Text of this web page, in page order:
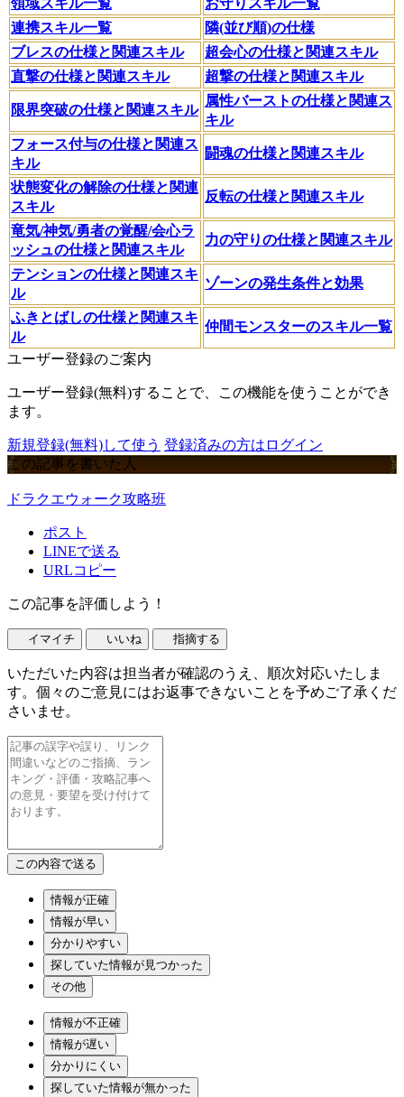
連携スキル一覧
隣(並び順)の仕様
ブレスの仕様と関連スキル
超会心の仕様と関連スキル
直撃の仕様と関連スキル
超撃の仕様と関連スキル
限界突破の仕様と関連スキル
属性バーストの仕様と関連ス
キル
フォース付与の仕様と関連ス
キル
闘魂の仕様と関連スキル
状態変化の解除の仕様と関連
スキル
反転の仕様と関連スキル
竜気/神気/勇者の覚醒/会心ラ
ッシュの仕様と関連スキル
力の守りの仕様と関連スキル
テンションの仕様と関連スキ
ル
ゾーンの発生条件と効果
ふきとばしの仕様と関連スキ
ル
仲間モンスターのスキル一覧
ユーザー登録のご案内
ユーザー登録(無料)することで、この機能を使うことができ
ます。
新規登録(無料)して使う 登録済みの方はログイン
この記事を書いた人
ドラクエウォーク攻略班
ポスト
LINEで送る
URLコピー
この記事を評価しよう！
イマイチ いいね 指摘する
いただいた内容は担当者が確認のうえ、順次対応いたしま
す。個々のご意見にはお返事できないことを予めご了承くだ
さいませ。
情報が正確
情報が早い
分かりやすい
探していた情報が見つかった
その他
情報が不正確
情報が遅い
分かりにくい
探していた情報が無かった